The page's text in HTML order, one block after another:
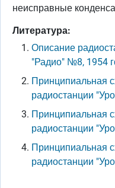
неисправные
Литература:
Описание
"Радио" №8, 1954
Принципиальная
радиостанции
Принципиальная
радиостанции
Принципиальная
радиостанции